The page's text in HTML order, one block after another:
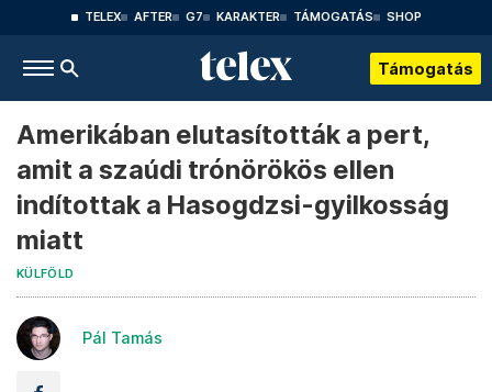
TELEX AFTER G7 KARAKTER TÁMOGATÁS SHOP
Támogatás
Amerikában elutasították a pert,
amit a szaúdi trónörökös ellen
indítottak a Hasogdzsi-gyilkosság
miatt
KÜLFÖLD
Pál Tamás